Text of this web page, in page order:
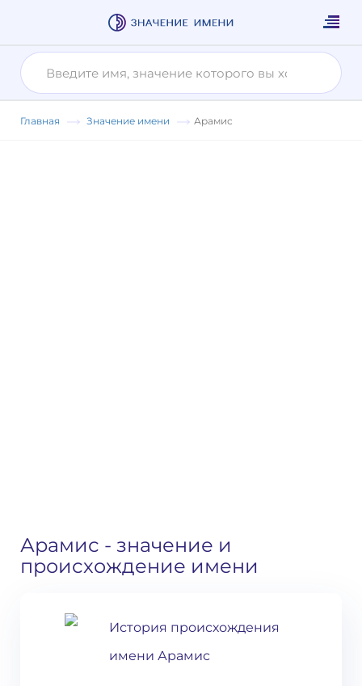
Главная Значение имени Арамис
Арамис - значение и
происхождение имени
История происхождения
имени Арамис